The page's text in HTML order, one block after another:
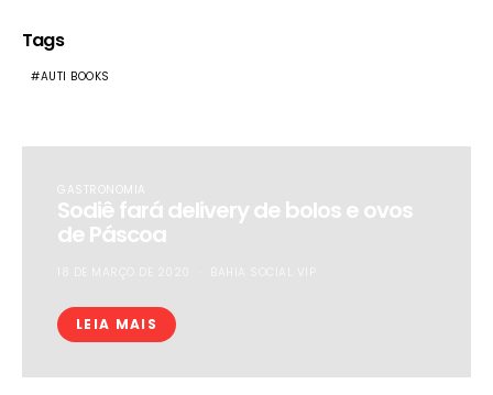
Tags
AUTI BOOKS
GASTRONOMIA
Sodiê fará delivery de bolos e ovos
de Páscoa
LEIA MAIS